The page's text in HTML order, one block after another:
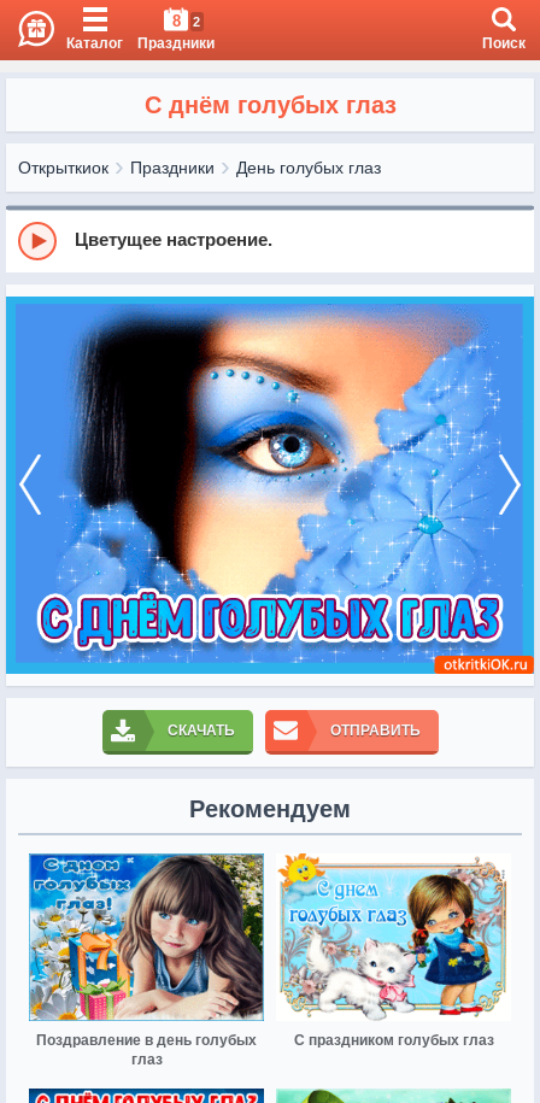
Каталог
8 2
Праздники Поиск
С днём голубых глаз
Открыткиок Праздники День голубых глаз
Цветущее настроение.
СКАЧАТЬ ОТПРАВИТЬ
Рекомендуем
Поздравление в день голубых
глаз
С праздником голубых глаз